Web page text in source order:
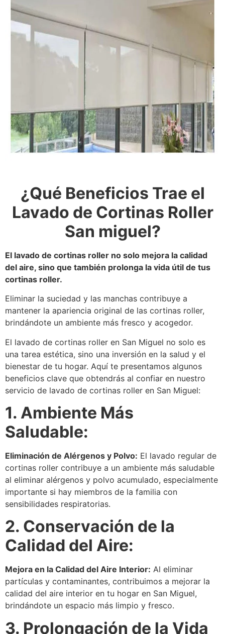
¿Qué Beneficios Trae el
Lavado de Cortinas Roller
San miguel?
El lavado de cortinas roller no solo mejora la calidad
del aire, sino que también prolonga la vida útil de tus
cortinas roller.
Eliminar la suciedad y las manchas contribuye a
mantener la apariencia original de las cortinas roller,
brindándote un ambiente más fresco y acogedor.
El lavado de cortinas roller en San Miguel no solo es
una tarea estética, sino una inversión en la salud y el
bienestar de tu hogar. Aquí te presentamos algunos
beneficios clave que obtendrás al confiar en nuestro
servicio de lavado de cortinas roller en San Miguel:
1. Ambiente Más
Saludable:
Eliminación de Alérgenos y Polvo: El lavado regular de
cortinas roller contribuye a un ambiente más saludable
al eliminar alérgenos y polvo acumulado, especialmente
importante si hay miembros de la familia con
sensibilidades respiratorias.
2. Conservación de la
Calidad del Aire:
Mejora en la Calidad del Aire Interior: Al eliminar
partículas y contaminantes, contribuimos a mejorar la
calidad del aire interior en tu hogar en San Miguel,
brindándote un espacio más limpio y fresco.
3. Prolongación de la Vida